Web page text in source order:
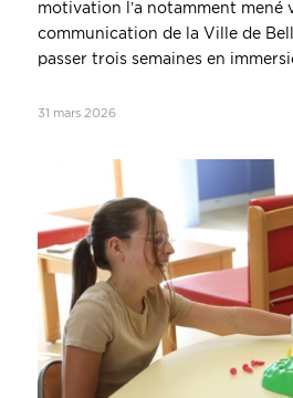
motivation l’a notamment mené
communication de la Ville de
passer trois semaines en
31 mars 2026